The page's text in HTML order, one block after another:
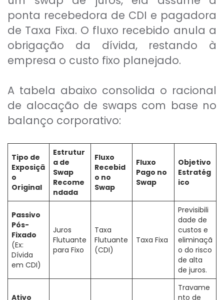
ponta recebedora de CDI e pagadora
de Taxa Fixa. O fluxo recebido anula a
obrigação da dívida, restando à
empresa o custo fixo planejado.
A tabela abaixo consolida o racional
de alocação de swaps com base no
balanço corporativo:
Tipo de
Exposiçã
o
Original
Estrutur
a de
Swap
Recome
ndada
Fluxo
Recebid
o no
Swap
Fluxo
Pago no
Swap
Objetivo
Estratég
ico
Passivo
Pós-
Fixado
(Ex:
Dívida
em CDI)
Juros
Flutuante
para Fixo
Taxa
Flutuante
(CDI)
Taxa Fixa
Previsibili
dade de
custos e
eliminaçã
o do risco
de alta
de juros.
Ativo
Travame
nto de